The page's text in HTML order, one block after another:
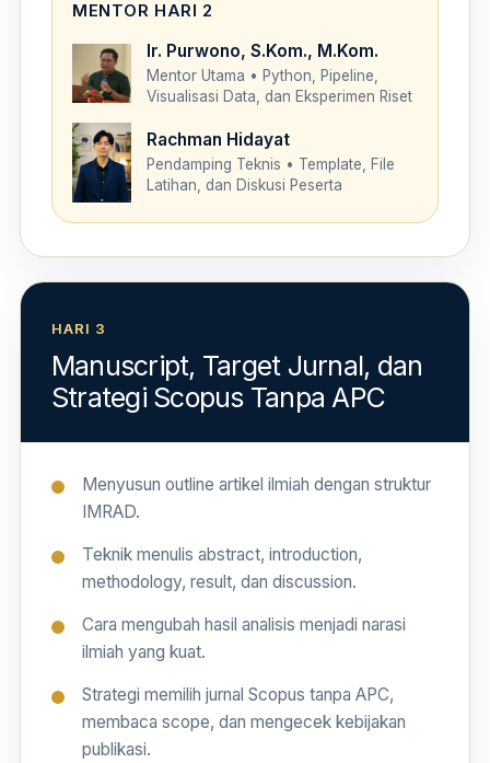
MENTOR HARI 2
Ir. Purwono, S.Kom., M.Kom.
Mentor Utama • Python, Pipeline,
Visualisasi Data, dan Eksperimen Riset
Rachman Hidayat
Pendamping Teknis • Template, File
Latihan, dan Diskusi Peserta
HARI 3
Manuscript, Target Jurnal, dan
Strategi Scopus Tanpa APC
Menyusun outline artikel ilmiah dengan struktur
IMRAD.
Teknik menulis abstract, introduction,
methodology, result, dan discussion.
Cara mengubah hasil analisis menjadi narasi
ilmiah yang kuat.
Strategi memilih jurnal Scopus tanpa APC,
membaca scope, dan mengecek kebijakan
publikasi.